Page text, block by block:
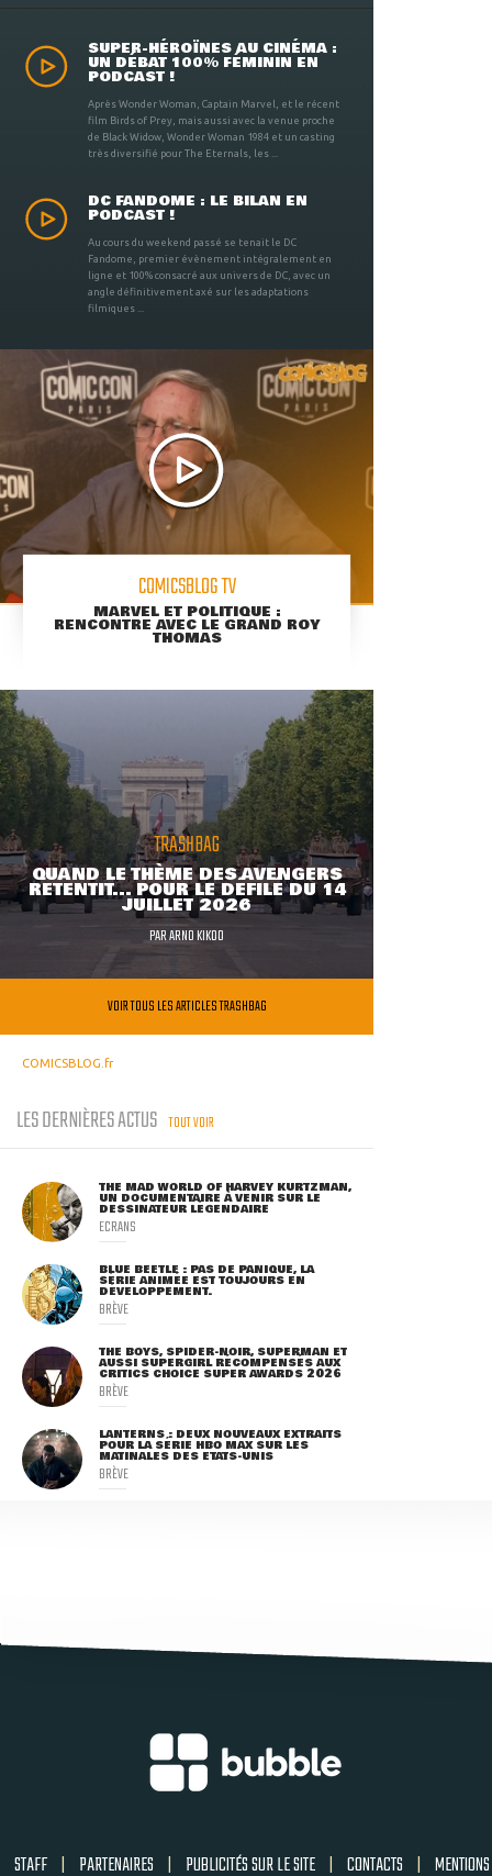
SUPER-HÉROÏNES AU CINÉMA :
UN DÉBAT 100% FÉMININ EN
PODCAST !
Après Wonder Woman, Captain Marvel, et le récent
film Birds of Prey, mais aussi avec la venue proche
de Black Widow, Wonder Woman 1984 et un casting
très diversifié pour The Eternals, les ...
DC FANDOME : LE BILAN EN
PODCAST !
Au cours du weekend passé se tenait le DC
Fandome, premier évènement intégralement en
ligne et 100% consacré aux univers de DC, avec un
angle définitivement axé sur les adaptations
filmiques ...
COMICSBLOG TV
MARVEL ET POLITIQUE :
RENCONTRE AVEC LE GRAND ROY
THOMAS
TRASHBAG
QUAND LE THÈME DES AVENGERS
RETENTIT... POUR LE DÉFILÉ DU 14
JUILLET 2026
PARARNO KIKOO
VOIR TOUS LES ARTICLES TRASHBAG
COMICSBLOG.fr
LES DERNIÈRES ACTUS TOUT VOIR
THE MAD WORLD OF HARVEY KURTZMAN,
UN DOCUMENTAIRE À VENIR SUR LE
DESSINATEUR LÉGENDAIRE
ECRANS
BLUE BEETLE : PAS DE PANIQUE, LA
SÉRIE ANIMÉE EST TOUJOURS EN
DÉVELOPPEMENT.
BRÈVE
THE BOYS, SPIDER-NOIR, SUPERMAN ET
AUSSI SUPERGIRL RÉCOMPENSÉS AUX
CRITICS CHOICE SUPER AWARDS 2026
BRÈVE
LANTERNS : DEUX NOUVEAUX EXTRAITS
POUR LA SÉRIE HBO MAX SUR LES
MATINALES DES ETATS-UNIS
BRÈVE
STAFF | PARTENAIRES | PUBLICITÉS SUR LE SITE | CONTACTS | MENTIONS